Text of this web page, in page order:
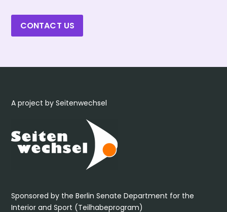
CONTACT US
A project by Seitenwechsel
Sponsored by the Berlin Senate Department for the
Interior and Sport (Teilhabeprogram)